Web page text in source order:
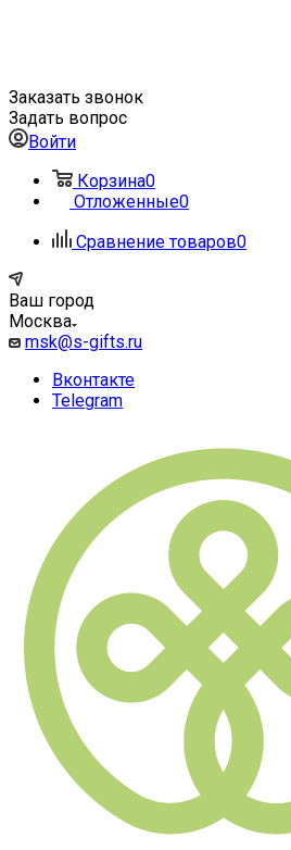
Заказать звонок
Задать вопрос
Войти
Корзина0
Отложенные0
Сравнение товаров0
Ваш город
Москва
msk@s-gifts.ru
Вконтакте
Telegram